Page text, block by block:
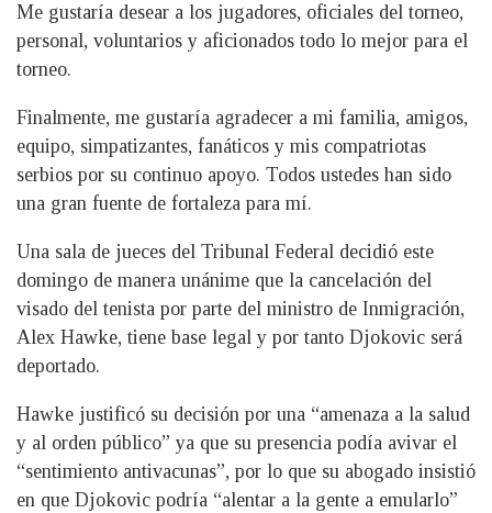
Me gustaría desear a los jugadores, oficiales del torneo,
personal, voluntarios y aficionados todo lo mejor para el
torneo.
Finalmente, me gustaría agradecer a mi familia, amigos,
equipo, simpatizantes, fanáticos y mis compatriotas
serbios por su continuo apoyo. Todos ustedes han sido
una gran fuente de fortaleza para mí.
Una sala de jueces del Tribunal Federal decidió este
domingo de manera unánime que la cancelación del
visado del tenista por parte del ministro de Inmigración,
Alex Hawke, tiene base legal y por tanto Djokovic será
deportado.
Hawke justificó su decisión por una “amenaza a la salud
y al orden público” ya que su presencia podía avivar el
“sentimiento antivacunas”, por lo que su abogado insistió
en que Djokovic podría “alentar a la gente a emularlo”